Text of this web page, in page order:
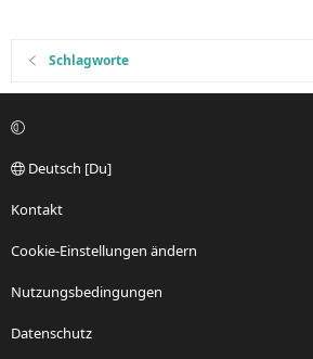
Schlagworte
Deutsch [Du]
Kontakt
Cookie-Einstellungen ändern
Nutzungsbedingungen
Datenschutz